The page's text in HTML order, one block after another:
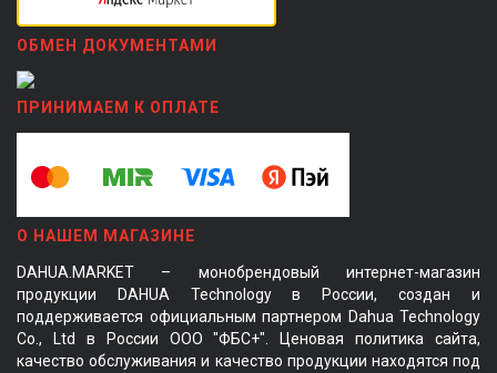
ОБМЕН ДОКУМЕНТАМИ
ПРИНИМАЕМ К ОПЛАТЕ
О НАШЕМ МАГАЗИНЕ
DAHUA.MARKET – монобрендовый интернет-магазин
продукции DAHUA Technology в России, создан и
поддерживается официальным партнером Dahua Technology
Co., Ltd в России ООО "ФБС+". Ценовая политика сайта,
качество обслуживания и качество продукции находятся под